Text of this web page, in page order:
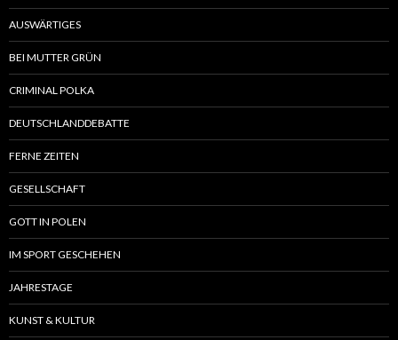
AUSWÄRTIGES
BEI MUTTER GRÜN
CRIMINAL POLKA
DEUTSCHLANDDEBATTE
FERNE ZEITEN
GESELLSCHAFT
GOTT IN POLEN
IM SPORT GESCHEHEN
JAHRESTAGE
KUNST & KULTUR